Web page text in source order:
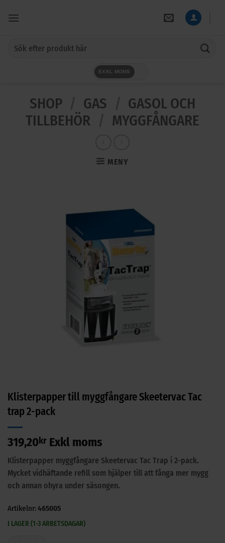
EXKL MOMS
SHOP GAS
GASOL OCH
TILLBEHÖR
MYGGFÅNGARE
MENY
Klisterpapper till myggfångare Skeetervac Tac
trap 2-pack
319,20kr Exkl moms
Klisterpapper myggfångare Skeetervac Tac Trap i 2-pack.
Mycket vidhäftande refill som hjälper till att fånga mer mygg
och annan ohyra under säsongen.
Artikelnr:465005
I LAGER (1-3 ARBETSDAGAR)